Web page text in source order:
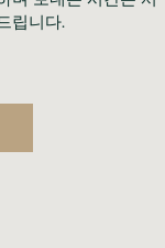
립니다.